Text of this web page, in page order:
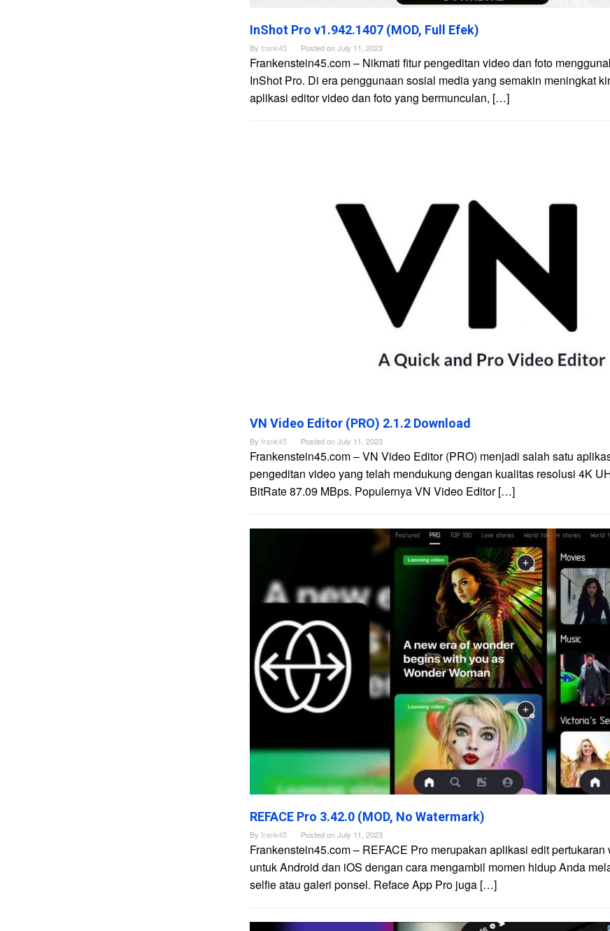
InShot Pro v1.942.1407 (MOD, Full Efek)
By frank45 Posted onJuly 11, 2023
Frankenstein45.com – Nikmati fitur pengeditan video dan foto
InShot Pro. Di era penggunaan sosial media yang semakin meningkat
aplikasi editor video dan foto yang bermunculan, […]
VN Video Editor (PRO) 2.1.2 Download
By frank45 Posted onJuly 11, 2023
Frankenstein45.com – VN Video Editor (PRO) menjadi salah satu
pengeditan video yang telah mendukung dengan kualitas resolusi 4K
BitRate 87.09 MBps. Populernya VN Video Editor […]
REFACE Pro 3.42.0 (MOD, No Watermark)
By frank45 Posted onJuly 11, 2023
Frankenstein45.com – REFACE Pro merupakan aplikasi edit
untuk Android dan iOS dengan cara mengambil momen hidup Anda
selfie atau galeri ponsel. Reface App Pro juga […]